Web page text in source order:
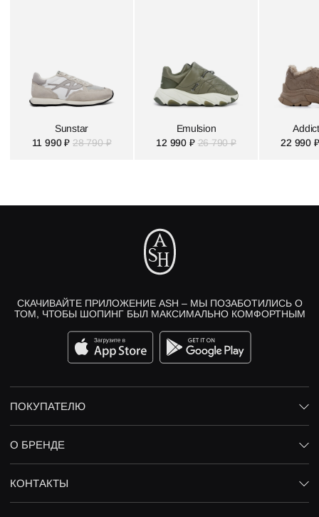
Sunstar
11 990 ₽ 28 790 ₽
Emulsion
12 990 ₽ 26 790 ₽
22 990 ₽
СКАЧИВАЙТЕ ПРИЛОЖЕНИЕ ASH – МЫ ПОЗАБОТИЛИСЬ О
ТОМ, ЧТОБЫ ШОПИНГ БЫЛ МАКСИМАЛЬНО КОМФОРТНЫМ
ПОКУПАТЕЛЮ
О БРЕНДЕ
КОНТАКТЫ